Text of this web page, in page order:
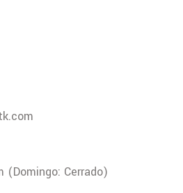
(Domingo: Cerrado)